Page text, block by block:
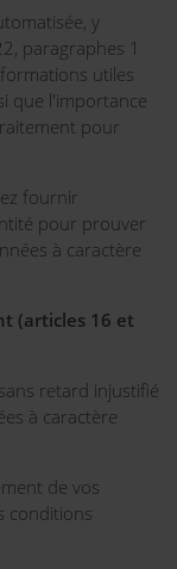
y
paragraphes 1
utiles
que l'importance
pour
fournir
pour prouver
à caractère
(articles 16 et
retard injustifié
à caractère
de vos
conditions